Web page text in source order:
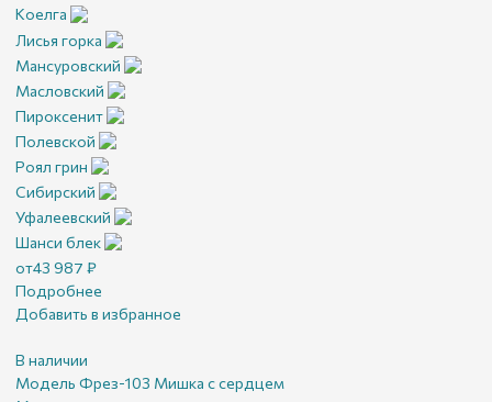
Коелга
Лисья горка
Мансуровский
Масловский
Пироксенит
Полевской
Роял грин
Сибирский
Уфалеевский
Шанси блек
от43 987 ₽
Подробнее
Добавить в избранное
В наличии
Модель Фрез-103 Мишка с сердцем